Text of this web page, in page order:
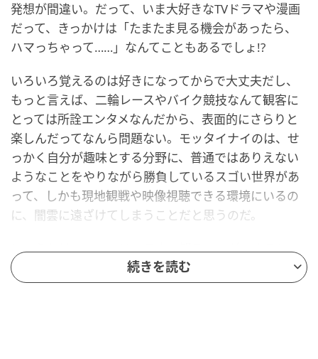
発想が間違い。だって、いま大好きなTVドラマや漫画
だって、きっかけは「たまたま見る機会があったら、
ハマっちゃって……」なんてこともあるでしょ!?
いろいろ覚えるのは好きになってからで大丈夫だし、
もっと言えば、二輪レースやバイク競技なんて観客に
とっては所詮エンタメなんだから、表面的にさらりと
楽しんだってなんら問題ない。モッタイナイのは、せ
っかく自分が趣味とする分野に、普通ではありえない
ようなことをやりながら勝負しているスゴい世界があ
って、しかも現地観戦や映像視聴できる環境にいるの
に、闇雲に遠ざけてしまうことだと思うのだ。
というわけでここでは、日本で観ることができるレー
スや競技の一部を、初めてでも楽しめるような超基本
情報や注目ポイントとともに紹介する。動画配信やTV
続きを読む